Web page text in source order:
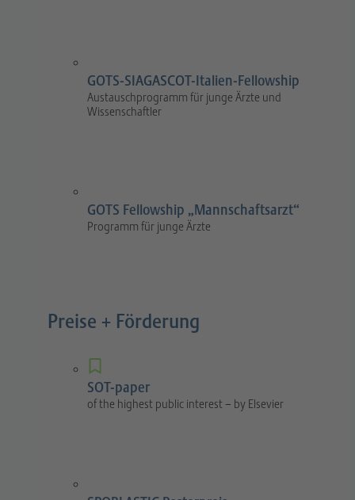
GOTS-SIAGASCOT-Italien-Fellowship
Austauschprogramm für junge Ärzte und
Wissenschaftler
GOTS Fellowship „Mannschaftsarzt“
Programm für junge Ärzte
Preise + Förderung
SOT-paper
of the highest public interest – by Elsevier